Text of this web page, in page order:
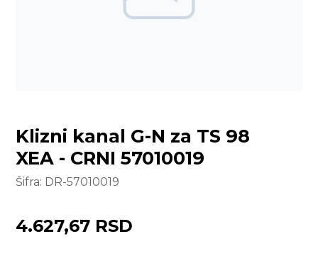
Klizni kanal G-N za TS 98
XEA - CRNI 57010019
Šifra: DR-57010019
4.627,67 RSD